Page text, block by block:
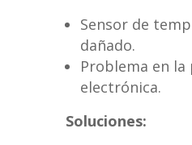
Sensor de
dañado.
Problema en la
electrónica.
Soluciones: